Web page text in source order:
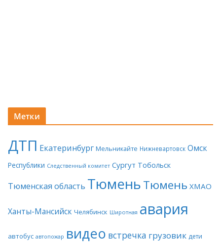
Метки
ДТП Екатеринбург Мельникайте Нижневартовск Омск
Республики Следственный комитет Сургут Тобольск
Тюменская область ТюменьТюмень ХМАО
Ханты-Мансийск Челябинск Широтная авария
автобус автопожар видео встречка грузовик дети